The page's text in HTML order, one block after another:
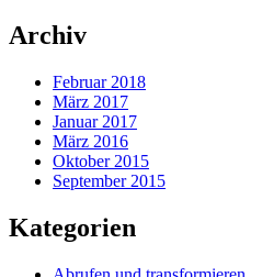
Archiv
Februar 2018
März 2017
Januar 2017
März 2016
Oktober 2015
September 2015
Kategorien